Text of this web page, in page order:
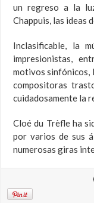
un regreso a la
Chappuis, las ideas
Inclasificable, la
impresionistas,
motivos sinfónicos,
compositoras
cuidadosamente la
Cloé du Trèfle ha
por varios de sus
numerosas giras